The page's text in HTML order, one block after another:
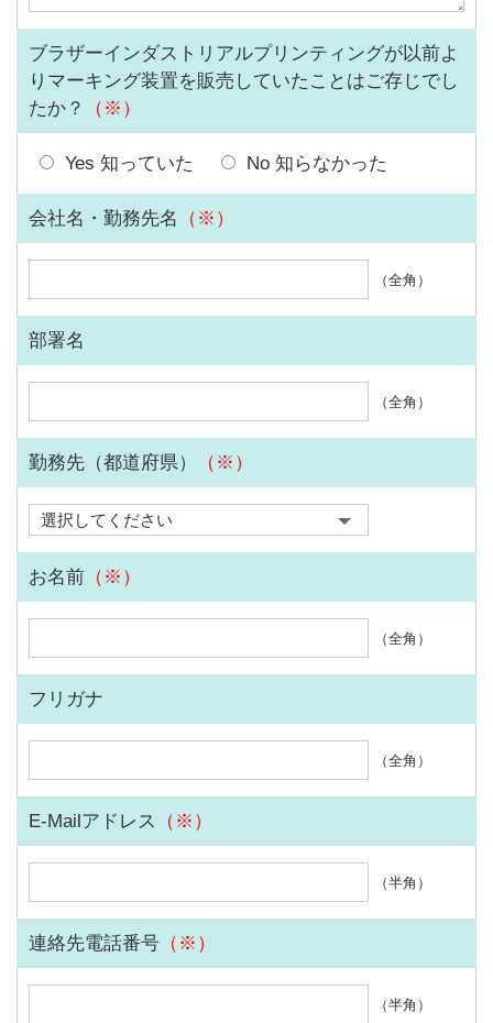
ブラザーインダストリアルプリンティングが以前よ
りマーキング装置を販売していたことはご存じでし
たか？
（※）
Yes 知っていた No 知らなかった
会社名・勤務先名 （※）
（全角）
部署名
（全角）
勤務先（都道府県） （※）
お名前 （※）
（全角）
フリガナ
（全角）
E-Mailアドレス （※）
（半角）
連絡先電話番号 （※）
（半角）